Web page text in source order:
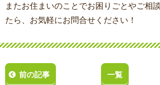
またお住まいのことでお困りごとやご相
たら、お気軽にお問合せください！
前の記事 一覧